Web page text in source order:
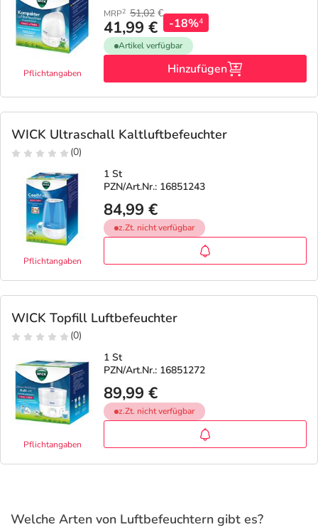
Pflichtangaben
MRP2 51,02 €
41,99 € -18%4
Artikel verfügbar
Hinzufügen
WICK Ultraschall Kaltluftbefeuchter
(0)
Pflichtangaben
1 St
PZN/Art.Nr.: 16851243
84,99 €
z.Zt. nicht verfügbar
WICK Topfill Luftbefeuchter
(0)
Pflichtangaben
1 St
PZN/Art.Nr.: 16851272
89,99 €
z.Zt. nicht verfügbar
Welche Arten von Luftbefeuchtern gibt es?